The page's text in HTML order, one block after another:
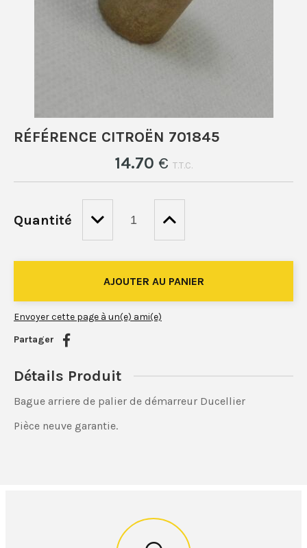
RÉFÉRENCE CITROËN 701845
14.70 € T.T.C.
Quantité
Envoyer cette page à un(e) ami(e)
Partager
Détails Produit
Bague arriere de palier de démarreur Ducellier
Pièce neuve garantie.